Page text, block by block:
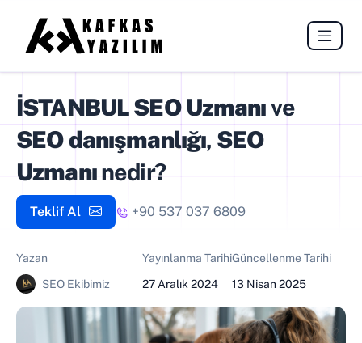
İSTANBUL SEO Uzmanıve
SEO danışmanlığı, SEO
Uzmanınedir?
Teklif Al +90 537 037 6809
Yazan
SEO Ekibimiz
Yayınlanma Tarihi
27 Aralık 2024
Güncellenme Tarihi
13 Nisan 2025